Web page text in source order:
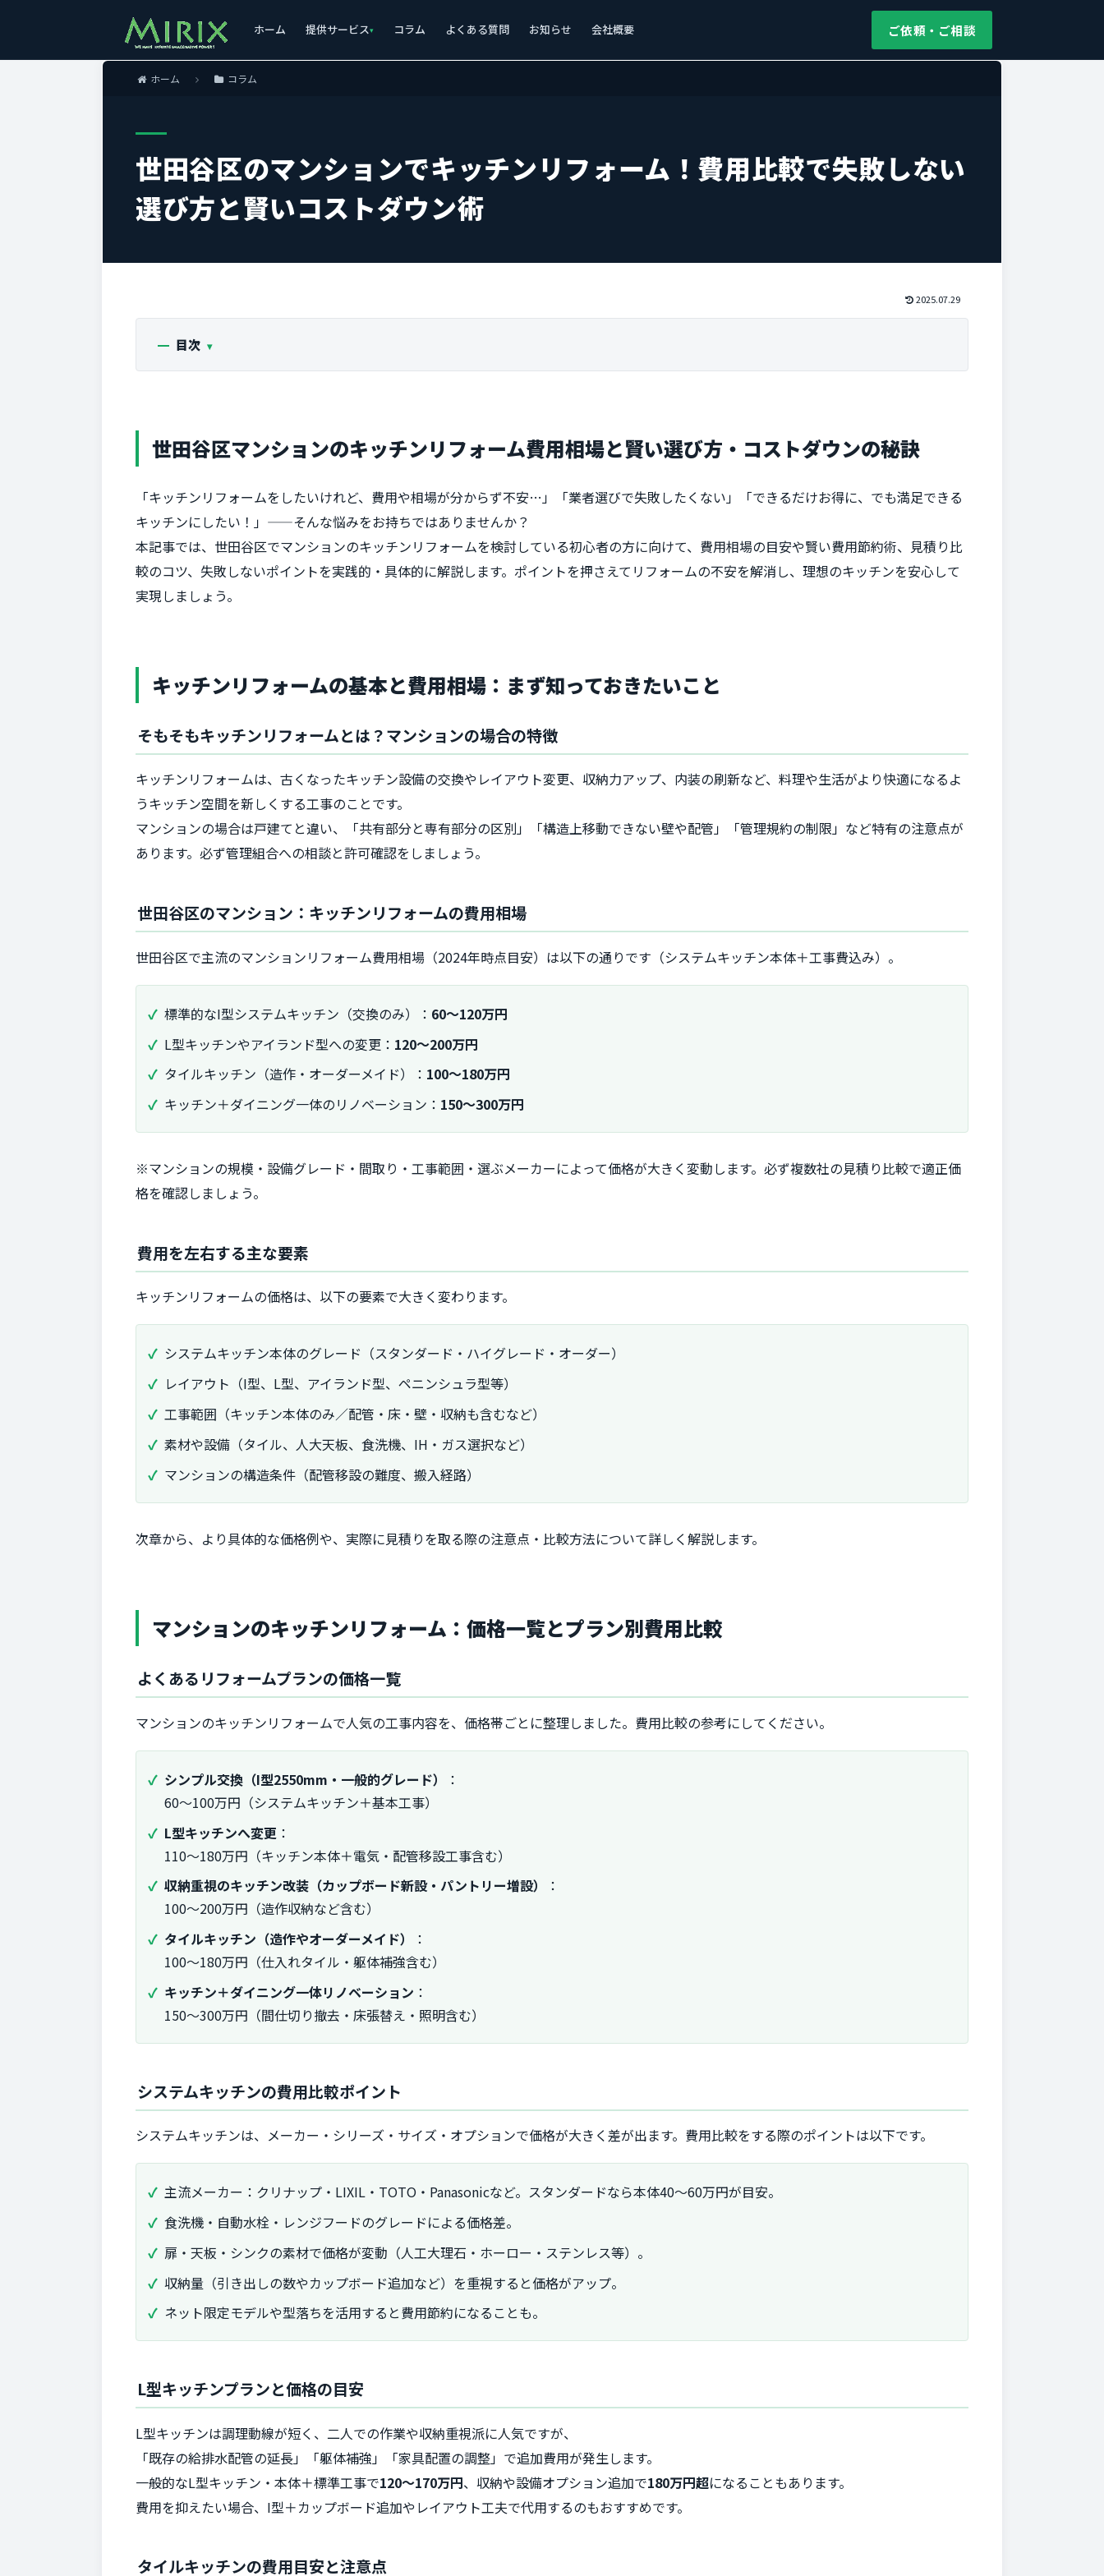
ご依頼・ご相談
ホーム 提供サービス コラム よくある質問 お知らせ 会社概要
ホーム コラム
世田谷区のマンションでキッチンリフォーム！費用比較で失敗しない
選び方と賢いコストダウン術
2025.07.29
目次
世田谷区マンションのキッチンリフォーム費用相場と賢い選び方・コストダウンの秘訣
「キッチンリフォームをしたいけれど、費用や相場が分からず不安…」「業者選びで失敗したくない」「できるだけお得に、でも満足できる
キッチンにしたい！」——そんな悩みをお持ちではありませんか？
本記事では、世田谷区でマンションのキッチンリフォームを検討している初心者の方に向けて、費用相場の目安や賢い費用節約術、見積り比
較のコツ、失敗しないポイントを実践的・具体的に解説します。ポイントを押さえてリフォームの不安を解消し、理想のキッチンを安心して
実現しましょう。
キッチンリフォームの基本と費用相場：まず知っておきたいこと
そもそもキッチンリフォームとは？マンションの場合の特徴
キッチンリフォームは、古くなったキッチン設備の交換やレイアウト変更、収納力アップ、内装の刷新など、料理や生活がより快適になるよ
うキッチン空間を新しくする工事のことです。
マンションの場合は戸建てと違い、「共有部分と専有部分の区別」「構造上移動できない壁や配管」「管理規約の制限」など特有の注意点が
あります。必ず管理組合への相談と許可確認をしましょう。
世田谷区のマンション：キッチンリフォームの費用相場
世田谷区で主流のマンションリフォーム費用相場（2024年時点目安）は以下の通りです（システムキッチン本体＋工事費込み）。
標準的なI型システムキッチン（交換のみ）： 60〜120万円
L型キッチンやアイランド型への変更： 120〜200万円
タイルキッチン（造作・オーダーメイド）： 100〜180万円
キッチン＋ダイニング一体のリノベーション： 150〜300万円
※マンションの規模・設備グレード・間取り・工事範囲・選ぶメーカーによって価格が大きく変動します。必ず複数社の見積り比較で適正価
格を確認しましょう。
費用を左右する主な要素
キッチンリフォームの価格は、以下の要素で大きく変わります。
システムキッチン本体のグレード（スタンダード・ハイグレード・オーダー）
レイアウト（I型、L型、アイランド型、ペニンシュラ型等）
工事範囲（キッチン本体のみ／配管・床・壁・収納も含むなど）
素材や設備（タイル、人大天板、食洗機、IH・ガス選択など）
マンションの構造条件（配管移設の難度、搬入経路）
次章から、より具体的な価格例や、実際に見積りを取る際の注意点・比較方法について詳しく解説します。
マンションのキッチンリフォーム：価格一覧とプラン別費用比較
よくあるリフォームプランの価格一覧
マンションのキッチンリフォームで人気の工事内容を、価格帯ごとに整理しました。費用比較の参考にしてください。
シンプル交換（I型2550mm・一般的グレード）
：
60〜100万円（システムキッチン＋基本工事）
L型キッチンへ変更 ：
110〜180万円（キッチン本体＋電気・配管移設工事含む）
収納重視のキッチン改装（カップボード新設・パントリー増設）
：
100〜200万円（造作収納など含む）
タイルキッチン（造作やオーダーメイド）
：
100〜180万円（仕入れタイル・躯体補強含む）
キッチン＋ダイニング一体リノベーション ：
150〜300万円（間仕切り撤去・床張替え・照明含む）
システムキッチンの費用比較ポイント
システムキッチンは、メーカー・シリーズ・サイズ・オプションで価格が大きく差が出ます。費用比較をする際のポイントは以下です。
主流メーカー：クリナップ・LIXIL・TOTO・Panasonicなど。スタンダードなら本体40〜60万円が目安。
食洗機・自動水栓・レンジフードのグレードによる価格差。
扉・天板・シンクの素材で価格が変動（人工大理石・ホーロー・ステンレス等）。
収納量（引き出しの数やカップボード追加など）を重視すると価格がアップ。
ネット限定モデルや型落ちを活用すると費用節約になることも。
L型キッチンプランと価格の目安
L型キッチンは調理動線が短く、二人での作業や収納重視派に人気ですが、
「既存の給排水配管の延長」「躯体補強」「家具配置の調整」で追加費用が発生します。
一般的なL型キッチン・本体＋標準工事で120〜170万円、収納や設備オプション追加で180万円超になることもあります。
費用を抑えたい場合、I型＋カップボード追加やレイアウト工夫で代用するのもおすすめです。
タイルキッチンの費用目安と注意点